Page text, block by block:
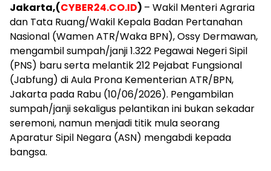
Jakarta,(CYBER24.CO.ID) – Wakil Menteri Agraria
dan Tata Ruang/Wakil Kepala Badan Pertanahan
Nasional (Wamen ATR/Waka BPN), Ossy Dermawan,
mengambil sumpah/janji 1.322 Pegawai Negeri Sipil
(PNS) baru serta melantik 212 Pejabat Fungsional
(Jabfung) di Aula Prona Kementerian ATR/BPN,
Jakarta pada Rabu (10/06/2026). Pengambilan
sumpah/janji sekaligus pelantikan ini bukan sekadar
seremoni, namun menjadi titik mula seorang
Aparatur Sipil Negara (ASN) mengabdi kepada
bangsa.